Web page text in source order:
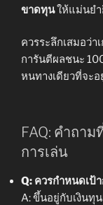
ขาดทุนให้แม่นยำ
ควรระลึกเสมอว่
การันตีผลชนะ
หนทางเดียวที่จะ
FAQ: คำถา
การเล่น
Q: ควรกำหนดเป้
A: ขึ้นอยู่กับเงินทุ